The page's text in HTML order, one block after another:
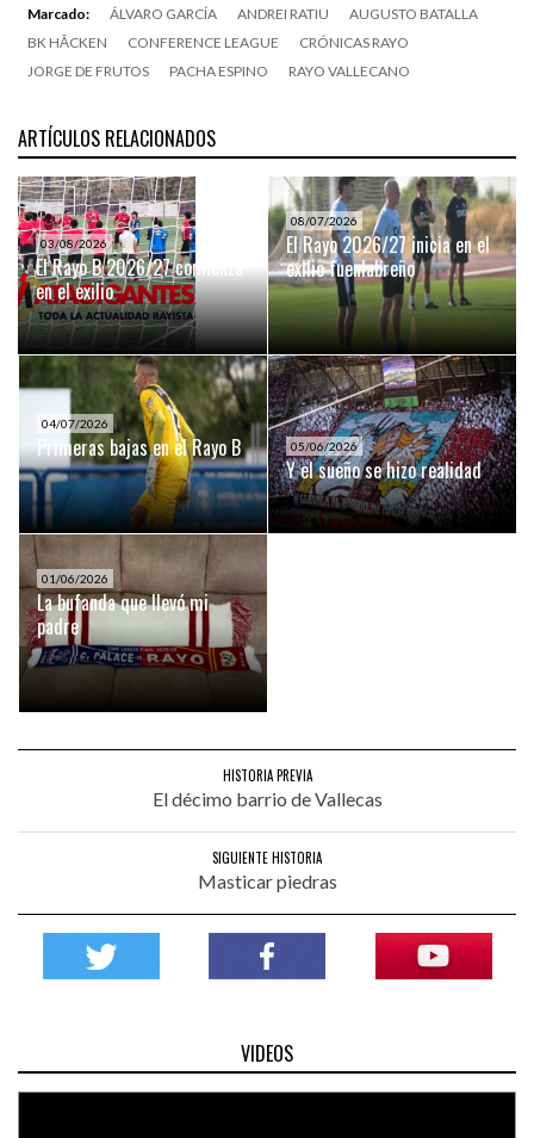
Marcado: ÁLVARO GARCÍA ANDREI RATIU
AUGUSTO BATALLA
BK HĀCKEN
CONFERENCE LEAGUE
CRÓNICAS RAYO
JORGE DE FRUTOS
PACHA ESPINO RAYO VALLECANO
ARTÍCULOS RELACIONADOS
03/08/2026
El Rayo B 2026/27 comienza
en el exilio
08/07/2026
El Rayo 2026/27 inicia en el
exilio fuenlabreño
04/07/2026
Primeras bajas en el Rayo B 05/06/2026
Y el sueño se hizo realidad
01/06/2026
La bufanda que llevó mi
padre
HISTORIA PREVIA
El décimo barrio de Vallecas
SIGUIENTE HISTORIA
Masticar piedras
VIDEOS